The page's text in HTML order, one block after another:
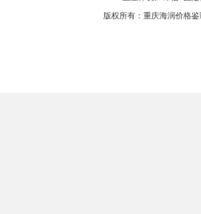
版权所有：重庆海润价格